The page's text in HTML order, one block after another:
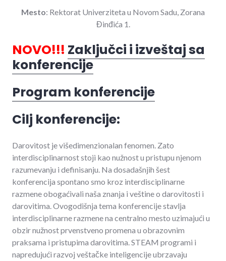
Mesto: Rektorat Univerziteta u Novom Sadu, Zorana
Đinđića 1.
NOVO!!! Zaključci i izveštaj sa
konferencije
Program konferencije
Cilj konferencije:
Darovitost je višedimenzionalan fenomen. Zato
interdisciplinarnost stoji kao nužnost u pristupu njenom
razumevanju i definisanju. Na dosadašnjih šest
konferencija spontano smo kroz interdisciplinarne
razmene obogaćivali naša znanja i veštine o darovitosti i
darovitima. Ovogodišnja tema konferencije stavlja
interdisciplinarne razmene na centralno mesto uzimajući u
obzir nužnost prvenstveno promena u obrazovnim
praksama i pristupima darovitima. STEAM programi i
napredujući razvoj veštačke inteligencije ubrzavaju